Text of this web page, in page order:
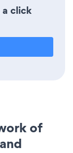
click
of